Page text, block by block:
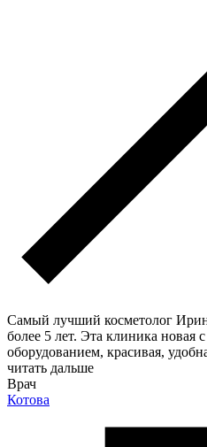
Самый лучший косметолог
более 5 лет. Эта клиника новая
оборудованием, красивая,
читать дальше
Врач
Котова